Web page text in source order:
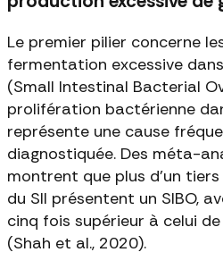
Le premier pilier concerne
fermentation excessive
(Small Intestinal Bacterial
prolifération bactérienne
représente une cause
diagnostiquée. Des méta-
montrent que plus d'un
du SII présentent un SIBO,
cinq fois supérieur à celui
(Shah et al., 2020).